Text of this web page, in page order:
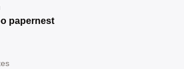
papernest